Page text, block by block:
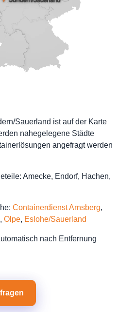
Sauerland ist auf der Karte
nahegelegene Städte
angefragt werden
Amecke, Endorf, Hachen,
Containerdienst Arnsberg,
, Olpe, Eslohe/Sauerland
nach Entfernung